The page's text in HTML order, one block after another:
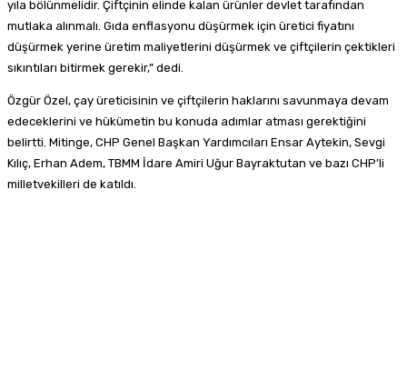
yıla bölünmelidir. Çiftçinin elinde kalan ürünler devlet tarafından
mutlaka alınmalı. Gıda enflasyonu düşürmek için üretici fiyatını
düşürmek yerine üretim maliyetlerini düşürmek ve çiftçilerin çektikleri
sıkıntıları bitirmek gerekir,” dedi.
Özgür Özel, çay üreticisinin ve çiftçilerin haklarını savunmaya devam
edeceklerini ve hükümetin bu konuda adımlar atması gerektiğini
belirtti. Mitinge, CHP Genel Başkan Yardımcıları Ensar Aytekin, Sevgi
Kılıç, Erhan Adem, TBMM İdare Amiri Uğur Bayraktutan ve bazı CHP’li
milletvekilleri de katıldı.